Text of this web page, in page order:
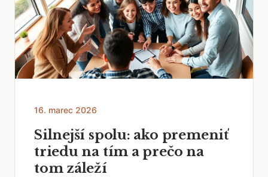
16. marec 2026
Silnejší spolu: ako premeniť
triedu na tím a prečo na
tom záleží